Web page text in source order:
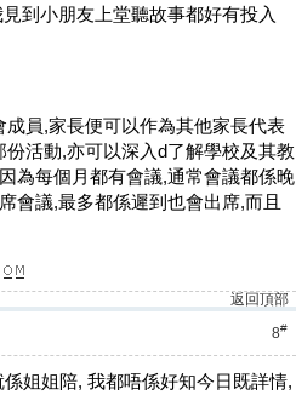
到小朋友上堂聽故事都好有投入
員,家長便可以作為其他家長代表
活動,亦可以深入d了解學校及其教
為每個月都有會議,通常會議都係晚
會議,最多都係遲到也會出席,而且
返回頂部
8#
姐姐陪, 我都唔係好知今日既詳情,